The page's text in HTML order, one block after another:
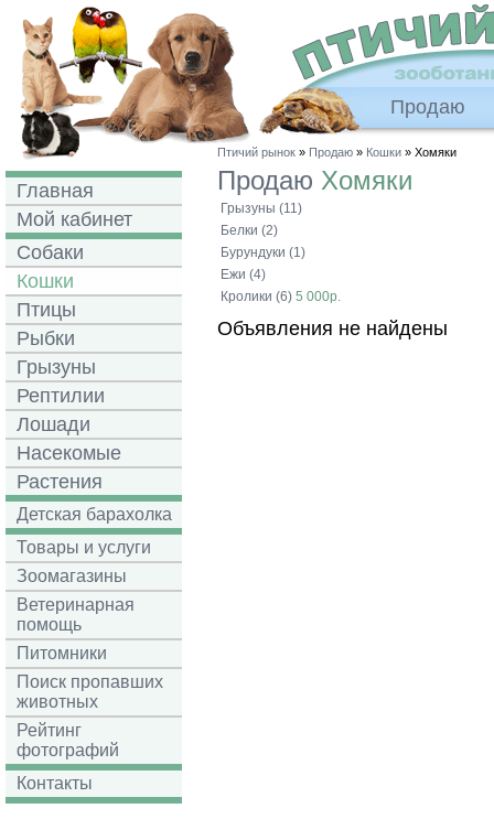
Продаю
Главная
Мой кабинет
Собаки
Кошки
Птицы
Рыбки
Грызуны
Рептилии
Лошади
Насекомые
Растения
Детская барахолка
Товары и услуги
Зоомагазины
Ветеринарная
помощь
Питомники
Поиск пропавших
животных
Рейтинг
фотографий
Контакты
Птичий рынок » Продаю » Кошки » Хомяки
Продаю Хомяки
Грызуны (11)
Белки (2)
Бурундуки (1)
Ежи (4)
Кролики (6) 5 000р.
Объявления не найдены